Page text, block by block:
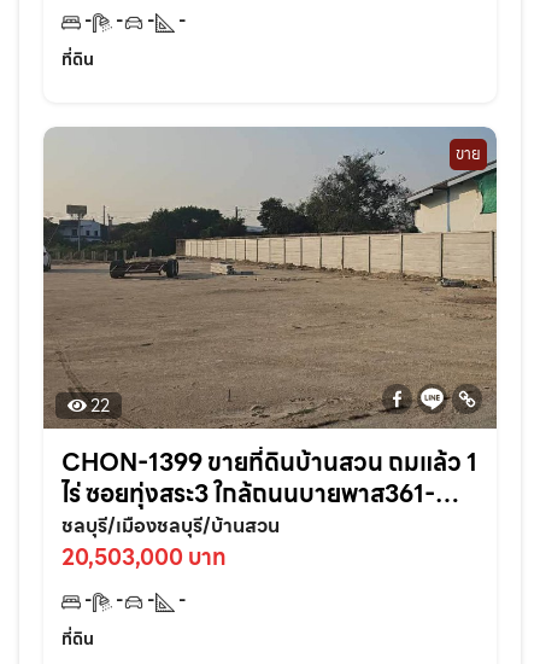
- - -
-
ที่ดิน
ขาย
22
CHON-1399 ขายที่ดินบ้านสวน ถมแล้ว 1
ไร่ ซอยทุ่งสระ3 ใกล้ถนนบายพาส361-
950เมตร อ.เมืองชลบุรี
ชลบุรี/เมืองชลบุรี/บ้านสวน
20,503,000 บาท
- - -
-
ที่ดิน